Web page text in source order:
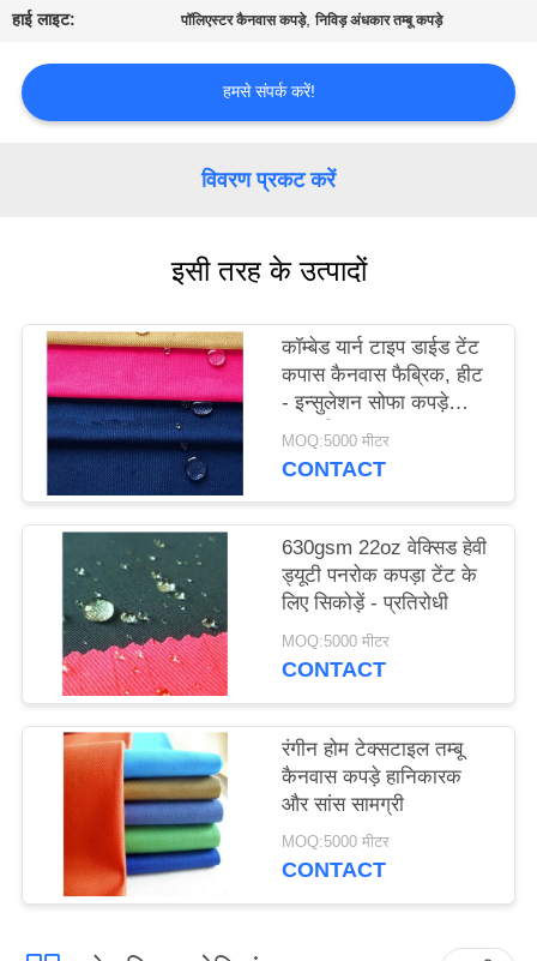
संपर्क
करें
हाई लाइट: पॉलिएस्टर कैनवास कपड़े,निविड़ अंधकार तम्बू कपड़े
हमसे संपर्क करें!
विवरण प्रकट करें
इसी तरह के उत्पादों
कॉम्बेड यार्न टाइप डाईड टेंट
कपास कैनवास फैब्रिक, हीट
- इन्सुलेशन सोफा कपड़े
सामग्री
MOQ:5000 मीटर
CONTACT
630gsm 22oz वेक्सिड हेवी
ड्यूटी पनरोक कपड़ा टेंट के
लिए सिकोड़ें - प्रतिरोधी
MOQ:5000 मीटर
CONTACT
रंगीन होम टेक्सटाइल तम्बू
कैनवास कपड़े हानिकारक
और सांस सामग्री
MOQ:5000 मीटर
CONTACT